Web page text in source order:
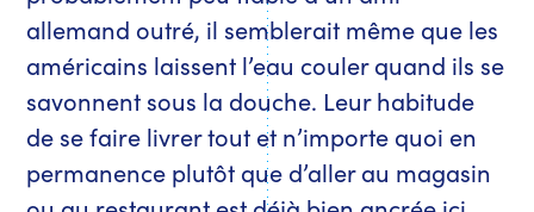
allemand outré, il semblerait même que les
américains laissent l’eau couler quand ils se
savonnent sous la douche. Leur habitude
de se faire livrer tout et n’importe quoi en
permanence plutôt que d’aller au magasin